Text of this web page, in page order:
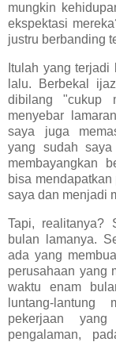
mungkin
ekspektasi
justru berbanding
Itulah yang
lalu. Berbekal
dibilang "cukup
menyebar
saya juga
yang sudah
membayangkan
bisa
saya dan menjadi
Tapi, realitanya?
bulan lamanya.
ada yang
perusahaan yang
waktu enam
luntang-lantung
pekerjaan
pengalaman,